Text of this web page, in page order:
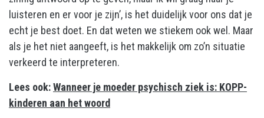
luisteren en er voor je zijn’, is het duidelijk voor ons dat je
echt je best doet. En dat weten we stiekem ook wel. Maar
als je het niet aangeeft, is het makkelijk om zo’n situatie
verkeerd te interpreteren.
Lees ook:Wanneer je moeder psychisch ziek is: KOPP-
kinderen aan het woord